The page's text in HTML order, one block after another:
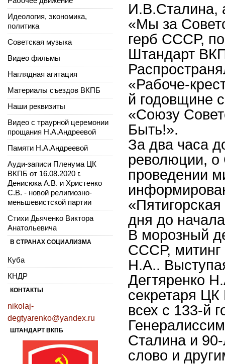
И.В.Сталина,
«Мы за
герб СССР,
Штандарт
«Рабоче-
й годовщине
«Союзу
Быть!».
За два часа
революции, о
проведении
дня до
В морозный
СССР, митинг
Н.А..
Дегтяренко
секретаря
всех с 133-й
Сталина и
слово и
Идеология, экономика,
политика
Советская музыка
Видео фильмы
Наглядная агитация
Материалы съездов ВКПБ
Наши реквизиты
Видео с траурной церемонии
прощания Н.А.Андреевой
Памяти Н.А.Андреевой
Ауди-записи Пленума ЦК
ВКПБ от 16.08.2020 г.
Денисюка А.В. и Христенко
С.В. - новой религиозно-
меньшевистской партии
Стихи Дьяченко Виктора
Анатольевича
В СТРАНАХ СОЦИАЛИЗМА
Куба
КНДР
КОНТАКТЫ
nikolaj-
degtyarenko@yandex.ru
ШТАНДАРТ ВКПБ